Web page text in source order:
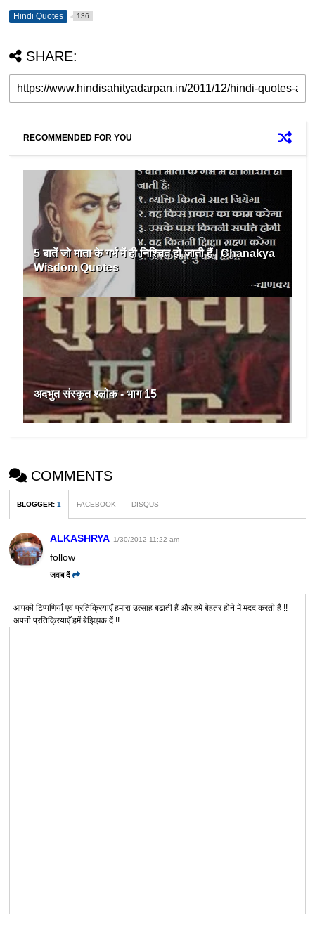
Hindi Quotes 136
SHARE:
RECOMMENDED FOR YOU
5 बातें जो माता के गर्भ में ही निश्चित हो जाती हैं | Chanakya
Wisdom Quotes
अदभुत संस्कृत श्लोक - भाग 15
COMMENTS
BLOGGER:1 FACEBOOK DISQUS
ALKASHRYA 1/30/2012 11:22 am
follow
जवाब दें
आपकी टिप्पणियाँ एवं प्रतिक्रियाएँ हमारा उत्साह बढाती हैं और हमें बेहतर होने में मदद करती हैं !!
अपनी प्रतिक्रियाएँ हमें बेझिझक दें !!